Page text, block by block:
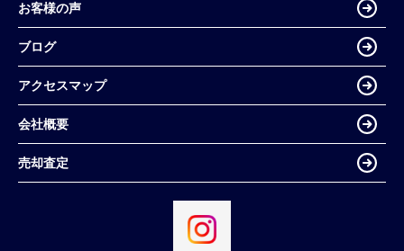
お客様の声
ブログ
アクセスマップ
会社概要
売却査定